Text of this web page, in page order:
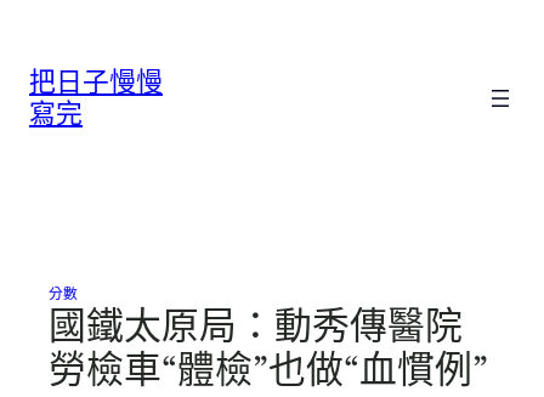
把日子慢慢
寫完
分數
國鐵太原局：動秀傳醫院
勞檢車“體檢”也做“血慣例”